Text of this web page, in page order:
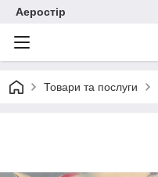
Аеростір
Товари та послуги